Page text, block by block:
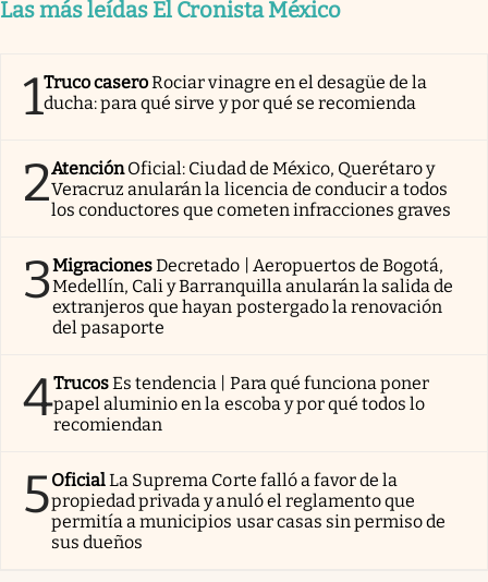
Las más leídas El Cronista México
1Truco caseroRociar vinagre en el desagüe de la
ducha: para qué sirve y por qué se recomienda
2AtenciónOficial: Ciudad de México, Querétaro y
Veracruz anularán la licencia de conducir a todos
los conductores que cometen infracciones graves
3MigracionesDecretado | Aeropuertos de Bogotá,
Medellín, Cali y Barranquilla anularán la salida de
extranjeros que hayan postergado la renovación
del pasaporte
4TrucosEs tendencia | Para qué funciona poner
papel aluminio en la escoba y por qué todos lo
recomiendan
5OficialLa Suprema Corte falló a favor de la
propiedad privada y anuló el reglamento que
permitía a municipios usar casas sin permiso de
sus dueños